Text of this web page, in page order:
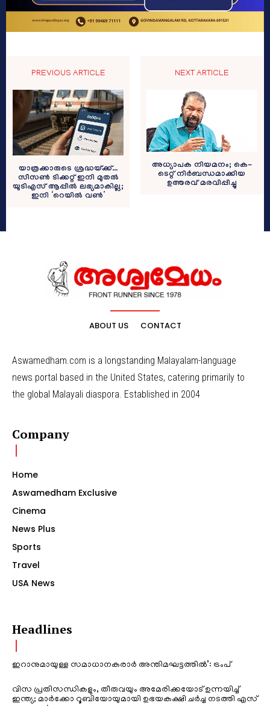
PREVIOUS ARTICLE
യാത്രക്കാരുടെ ശ്രദ്ധയ്ക്ക്…
സീസൺ ടിക്കറ്റ് ഇനി മുതൽ
യുടിഎസ് ആപ്പിൽ ലഭ്യമാകില്ല;
ഇനി ‘റെയിൽ വൺ’
NEXT ARTICLE
അധ്യാപക നിയമനം; കെ-
ടെറ്റ് നിർബന്ധമാക്കിയ
ഉത്തരവ് മരവിപ്പിച്ചു
ABOUT US CONTACT
Aswamedham.com is a longstanding Malayalam-language
news portal based in the United States, catering primarily to
the global Malayali diaspora. Established in 2004
Company
Home
Aswamedham Exclusive
Cinema
News Plus
Sports
Travel
USA News
Headlines
ഇറാനുമായുള്ള സമാധാനകരാർ അന്തിമഘട്ടത്തിൽ‌’: ട്രംപ്
വിസ പ്രതിസന്ധികളും, തീരുവയും അമേരിക്കയോട് ഉന്നയിച്ച്
ഇന്ത്യ; മാർക്കോ റൂബിയോയുമായി ഉഭയകക്ഷി ചർച്ച നടത്തി എസ്